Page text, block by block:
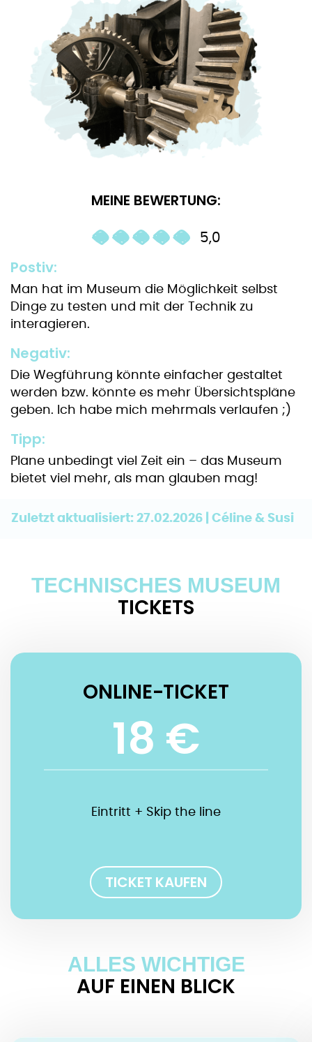
MEINE BEWERTUNG:
5,0
Postiv:
Man hat im Museum die Möglichkeit selbst
Dinge zu testen und mit der Technik zu
interagieren.
Negativ:
Die Wegführung könnte einfacher gestaltet
werden bzw. könnte es mehr Übersichtspläne
geben. Ich habe mich mehrmals verlaufen ;)
Tipp:
Plane unbedingt viel Zeit ein – das Museum
bietet viel mehr, als man glauben mag!
Zuletzt aktualisiert: 27.02.2026 | Céline & Susi
TECHNISCHES MUSEUM
TICKETS
ONLINE-TICKET
18 €
Eintritt + Skip the line
TICKET KAUFEN
ALLES WICHTIGE
AUF EINEN BLICK